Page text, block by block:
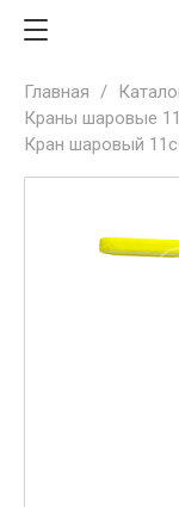
Главная /
Краны шаровые
Кран шаровый